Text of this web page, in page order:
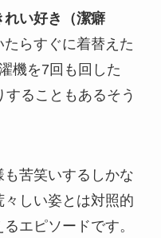
れい好き（潔癖
らすぐに着替えた
機を7回も回した
することもあるそう
苦笑いするしかな
しい姿とは対照的
エピソードです。